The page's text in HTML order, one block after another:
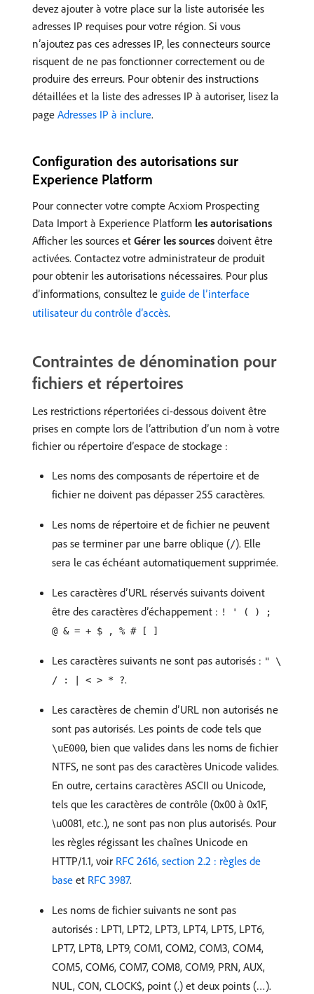
devez ajouter à votre place sur la liste autorisée les
adresses IP requises pour votre région. Si vous
n’ajoutez pas ces adresses IP, les connecteurs source
risquent de ne pas fonctionner correctement ou de
produire des erreurs. Pour obtenir des instructions
détaillées et la liste des adresses IP à autoriser, lisez la
page Adresses IP à inclure.
Configuration des autorisations sur
Experience Platform
Pour connecter votre compte Acxiom Prospecting
Data Import à Experience Platform les autorisations
Afficher les sources et Gérer les sources doivent être
activées. Contactez votre administrateur de produit
pour obtenir les autorisations nécessaires. Pour plus
d’informations, consultez le guide de l’interface
utilisateur du contrôle d’accès.
Contraintes de dénomination pour
fichiers et répertoires
Les restrictions répertoriées ci-dessous doivent être
prises en compte lors de l’attribution d’un nom à votre
fichier ou répertoire d’espace de stockage :
Les noms des composants de répertoire et de
fichier ne doivent pas dépasser 255 caractères.
Les noms de répertoire et de fichier ne peuvent
pas se terminer par une barre oblique (/). Elle
sera le cas échéant automatiquement supprimée.
Les caractères d’URL réservés suivants doivent
être des caractères d’échappement : ! ' ( ) ;
@ & = + $ , % # [ ]
Les caractères suivants ne sont pas autorisés : " \
/ : | < > * ?.
Les caractères de chemin d’URL non autorisés ne
sont pas autorisés. Les points de code tels que
\uE000, bien que valides dans les noms de fichier
NTFS, ne sont pas des caractères Unicode valides.
En outre, certains caractères ASCII ou Unicode,
tels que les caractères de contrôle (0x00 à 0x1F,
\u0081, etc.), ne sont pas non plus autorisés. Pour
les règles régissant les chaînes Unicode en
HTTP/1.1, voir RFC 2616, section 2.2 : règles de
base et RFC 3987.
Les noms de fichier suivants ne sont pas
autorisés : LPT1, LPT2, LPT3, LPT4, LPT5, LPT6,
LPT7, LPT8, LPT9, COM1, COM2, COM3, COM4,
COM5, COM6, COM7, COM8, COM9, PRN, AUX,
NUL, CON, CLOCK$, point (.) et deux points (…).